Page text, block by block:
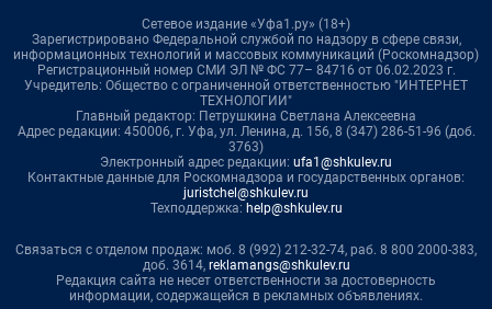
Сетевое издание «Уфа1.ру» (18+)
Зарегистрировано Федеральной службой по надзору в сфере связи,
информационных технологий и массовых коммуникаций (Роскомнадзор)
Регистрационный номер СМИ ЭЛ № ФС 77– 84716 от 06.02.2023 г.
Учредитель: Общество с ограниченной ответственностью "ИНТЕРНЕТ
ТЕХНОЛОГИИ"
Главный редактор: Петрушкина Светлана Алексеевна
Адрес редакции: 450006, г. Уфа, ул. Ленина, д. 156, 8 (347) 286-51-96 (доб.
3763)
Электронный адрес редакции: ufa1@shkulev.ru
Контактные данные для Роскомнадзора и государственных органов:
juristchel@shkulev.ru
Техподдержка: help@shkulev.ru
Связаться с отделом продаж: моб. 8 (992) 212-32-74, раб. 8 800 2000-383,
доб. 3614, reklamangs@shkulev.ru
Редакция сайта не несет ответственности за достоверность
информации, содержащейся в рекламных объявлениях.